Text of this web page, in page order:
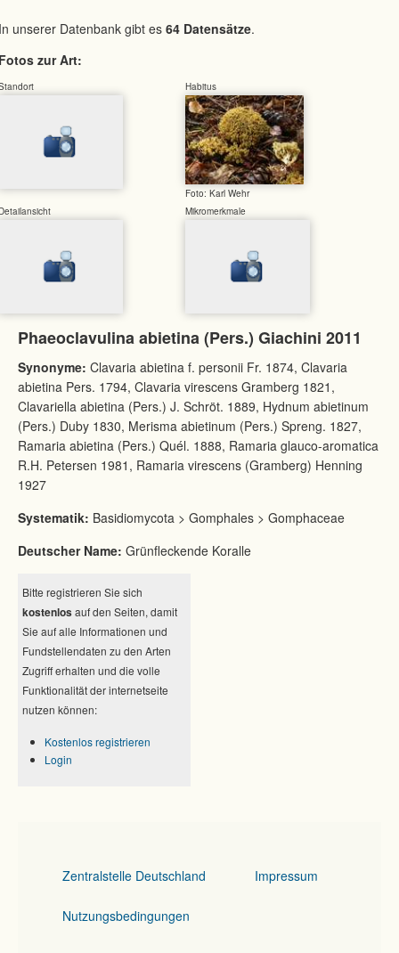
unserer Datenbank gibt es 64 Datensätze.
zur Art:
Habitus
Foto: Karl Wehr
Mikromerkmale
Phaeoclavulina abietina (Pers.) Giachini 2011
Synonyme: Clavaria abietina f. personii Fr. 1874, Clavaria
abietina Pers. 1794, Clavaria virescens Gramberg 1821,
Clavariella abietina (Pers.) J. Schröt. 1889, Hydnum abietinum
(Pers.) Duby 1830, Merisma abietinum (Pers.) Spreng. 1827,
Ramaria abietina (Pers.) Quél. 1888, Ramaria glauco-aromatica
R.H. Petersen 1981, Ramaria virescens (Gramberg) Henning
1927
Systematik: Basidiomycota > Gomphales > Gomphaceae
Deutscher Name: Grünfleckende Koralle
Bitte registrieren Sie sich
kostenlos auf den Seiten, damit
Sie auf alle Informationen und
Fundstellendaten zu den Arten
Zugriff erhalten und die volle
Funktionalität der internetseite
nutzen können:
Kostenlos registrieren
Login
Zentralstelle Deutschland Impressum
Nutzungsbedingungen